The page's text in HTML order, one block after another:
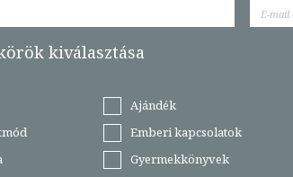
kiválasztása
Ajándék
Emberi kapcsolatok
Gyermekkönyvek